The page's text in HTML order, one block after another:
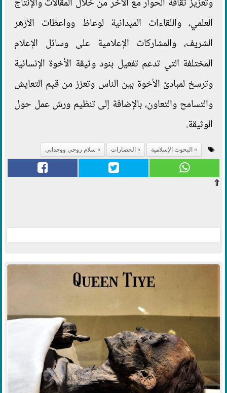
وتعزيز ثقافة الحوار مع الآخر من خلال المقالات والإنتاج
العلمي، واللقاءات الميدانية لوعاظ وواعظات الأزهر
الشريف، والمشاركات الإعلامية على وسائل الإعلام
المختلفة التي تدعم تفعيل بنود وثيقة الأخوة الإنسانية
وترسخ لمبادئ الأخوة بين الناس وتعزز من قيم التعايش
والتسامح والتعاون، بالإضافة إلى تنظيم ورش عمل حول
الوثيقة.
البحوث الإسلامية الحضارات سلام روحي ووجداني
⇧